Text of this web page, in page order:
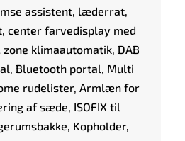
assistent, læderrat,
center farvedisplay med
klimaautomatik, DAB
Bluetooth portal, Multi
rudelister, Armlæn for
af sæde, ISOFIX til
Kopholder,